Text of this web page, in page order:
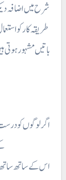
شرح میں اضافہ
طریقہ کار کو
باتیں مشہور
اگر لوگوں کو
اس کے ساتھ ساتھ